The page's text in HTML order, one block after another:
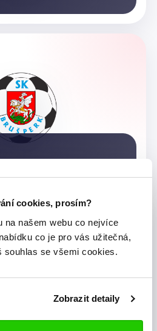
cookies, prosím?
na našem webu co nejvíce
co je pro vás užitečná,
souhlas se všemi cookies.
Zobrazit detaily